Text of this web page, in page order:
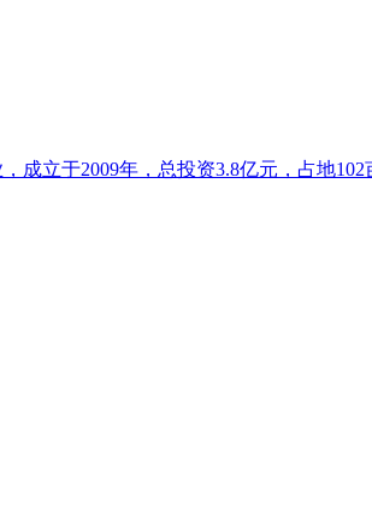
成立于2009年，总投资3.8亿元，占地102